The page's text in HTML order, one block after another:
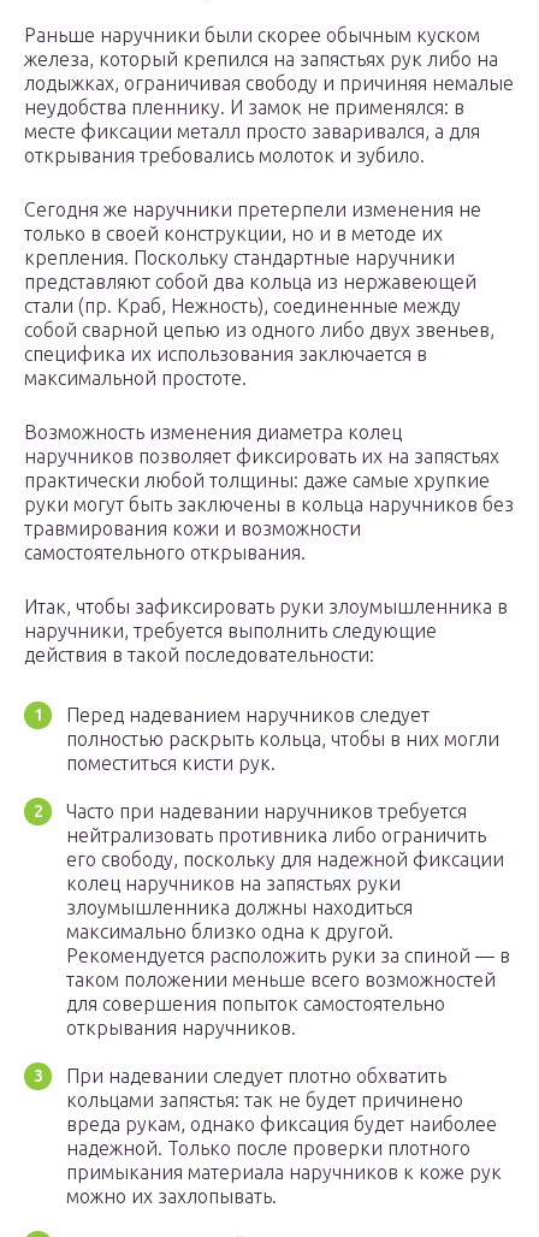
Раньше наручники были скорее обычным куском
железа, который крепился на запястьях рук либо на
лодыжках, ограничивая свободу и причиняя немалые
неудобства пленнику. И замок не применялся: в
месте фиксации металл просто заваривался, а для
открывания требовались молоток и зубило.
Сегодня же наручники претерпели изменения не
только в своей конструкции, но и в методе их
крепления. Поскольку стандартные наручники
представляют собой два кольца из нержавеющей
стали (пр. Краб, Нежность), соединенные между
собой сварной цепью из одного либо двух звеньев,
специфика их использования заключается в
максимальной простоте.
Возможность изменения диаметра колец
наручников позволяет фиксировать их на запястьях
практически любой толщины: даже самые хрупкие
руки могут быть заключены в кольца наручников без
травмирования кожи и возможности
самостоятельного открывания.
Итак, чтобы зафиксировать руки злоумышленника в
наручники, требуется выполнить следующие
действия в такой последовательности:
Перед надеванием наручников следует
полностью раскрыть кольца, чтобы в них могли
поместиться кисти рук.
Часто при надевании наручников требуется
нейтрализовать противника либо ограничить
его свободу, поскольку для надежной фиксации
колец наручников на запястьях руки
злоумышленника должны находиться
максимально близко одна к другой.
Рекомендуется расположить руки за спиной — в
таком положении меньше всего возможностей
для совершения попыток самостоятельно
открывания наручников.
При надевании следует плотно обхватить
кольцами запястья: так не будет причинено
вреда рукам, однако фиксация будет наиболее
надежной. Только после проверки плотного
примыкания материала наручников к коже рук
можно их захлопывать.